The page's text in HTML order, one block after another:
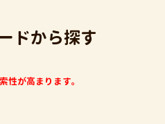
ドから探す
が高まります。